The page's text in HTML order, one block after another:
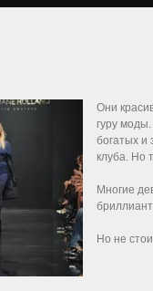
Они
гуру
богатых и
клуба. Но
Многие
Но не